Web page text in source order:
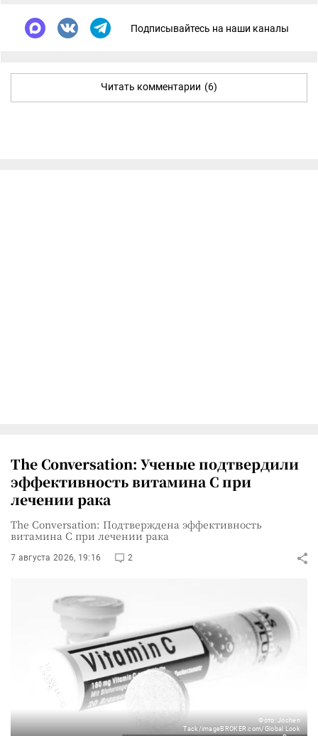
Подписывайтесь на наши каналы
Читать комментарии (6)
The Conversation: Ученые подтвердили
эффективность витамина C при
лечении рака
The Conversation: Подтверждена эффективность
витамина C при лечении рака
7 августа 2026, 19:16 2
Фото: Jochen
Tack/imageBROKER.com/Global Look